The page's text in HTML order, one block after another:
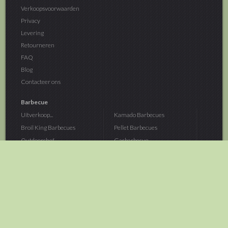
Verkoopsvoorwaarden
Privacy
Levering
Retourneren
FAQ
Blog
Contacteer ons
Barbecue
Uitverkoop...
Broil King Barbecues
Outdoorchef...
Kamado Barbecues
Pellet Barbecues
Gasbarbecue